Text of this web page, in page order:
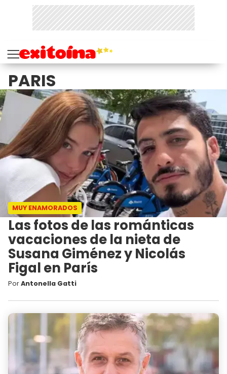
PARIS
MUY ENAMORADOS
Las fotos de las románticas
vacaciones de la nieta de
Susana Giménez y Nicolás
Figal en París
PorAntonella Gatti